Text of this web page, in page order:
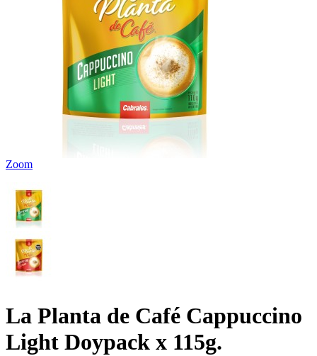
Zoom
La Planta de Café Cappuccino
Light Doypack x 115g.